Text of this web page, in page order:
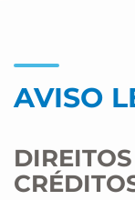
AVISO